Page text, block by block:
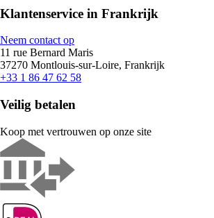
Klantenservice in Frankrijk
Neem contact op
11 rue Bernard Maris
37270 Montlouis-sur-Loire, Frankrijk
+33 1 86 47 62 58
Veilig betalen
Koop met vertrouwen op onze site